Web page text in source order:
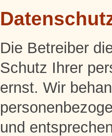
Die Betreiber
Schutz Ihrer
ernst. Wir
und